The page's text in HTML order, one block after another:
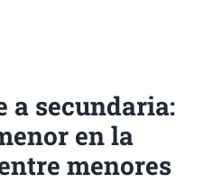
a secundaria:
en la
menores